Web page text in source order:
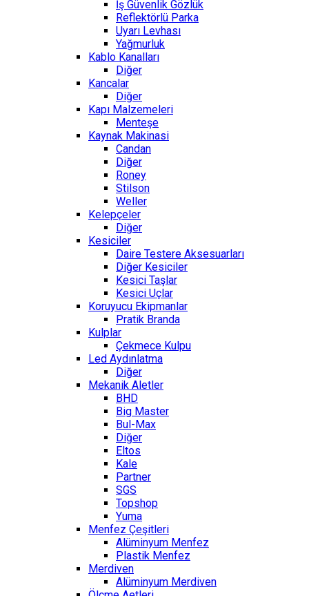
İş Güvenlik Gözlük
Reflektörlü Parka
Uyarı Levhası
Yağmurluk
Kablo Kanalları
Diğer
Kancalar
Diğer
Kapı Malzemeleri
Menteşe
Kaynak Makinasi
Candan
Diğer
Roney
Stilson
Weller
Kelepçeler
Diğer
Kesiciler
Daire Testere Aksesuarları
Diğer Kesiciler
Kesici Taşlar
Kesici Uçlar
Koruyucu Ekipmanlar
Pratik Branda
Kulplar
Çekmece Kulpu
Led Aydınlatma
Diğer
Mekanik Aletler
BHD
Big Master
Bul-Max
Diğer
Eltos
Kale
Partner
SGS
Topshop
Yuma
Menfez Çeşitleri
Alüminyum Menfez
Plastik Menfez
Merdiven
Alüminyum Merdiven